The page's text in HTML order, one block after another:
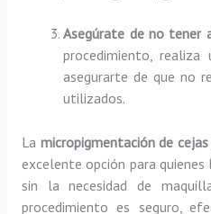
Asegúrate de no tener
procedimiento, realiza
asegurarte de que no
utilizados.
La micropigmentación de
excelente opción para quienes
sin la necesidad de
procedimiento es seguro,